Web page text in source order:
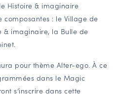
Histoire & imaginaire
composantes : le Village de
& imaginaire, la Bulle de
pour thème Alter-ego. À ce
dans le Magic
s’inscrire dans cette